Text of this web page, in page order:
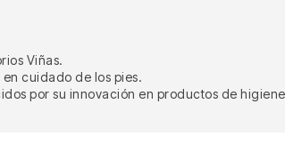
Viñas.
en cuidado de los pies.
por su innovación en productos de